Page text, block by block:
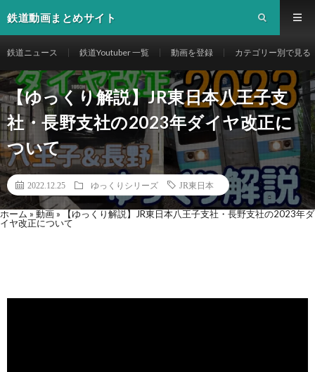
鉄道動画まとめサイト
鉄道ニュース 鉄道Youtuber 一覧 動画を登録 カテゴリー別で見る
【ゆっくり解説】JR東日本八王子支
社・長野支社の2023年ダイヤ改正に
ついて
2022.12.25 ゆっくりシリーズ JR東日本
ホーム » 動画 » 【ゆっくり解説】JR東日本八王子支社・長野支社の2023年ダ
イヤ改正について